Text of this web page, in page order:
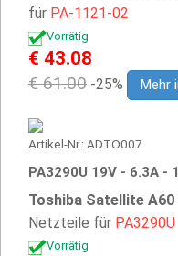
für PA-1121-02
Vorrätig
€ 43.08
€ 61.00 -25% Mehr
Artikel-Nr.: ADTO007
PA3290U 19V - 6.3A -
Toshiba Satellite A60
Netzteile für PA3290U
Vorrätig